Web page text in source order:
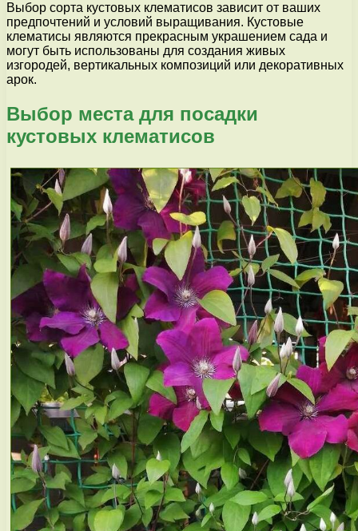
Выбор сорта кустовых клематисов зависит от ваших
предпочтений и условий выращивания. Кустовые
клематисы являются прекрасным украшением сада и
могут быть использованы для создания живых
изгородей, вертикальных композиций или декоративных
арок.
Выбор места для посадки
кустовых клематисов